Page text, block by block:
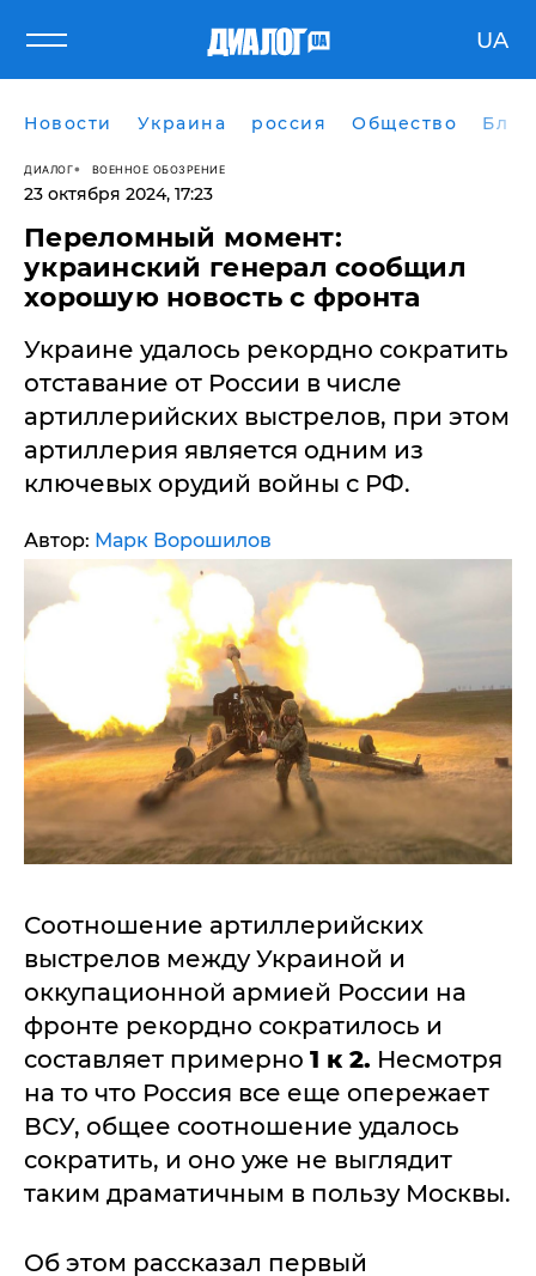
UA
Новости Украина россия Общество
ДИАЛОГ ВОЕННОЕ ОБОЗРЕНИЕ
23 октября 2024, 17:23
Переломный момент:
украинский генерал сообщил
хорошую новость с фронта
Украине удалось рекордно сократить
отставание от России в числе
артиллерийских выстрелов, при этом
артиллерия является одним из
ключевых орудий войны с РФ.
Автор: Марк Ворошилов
Соотношение артиллерийских
выстрелов между Украиной и
оккупационной армией России на
фронте рекордно сократилось и
составляет примерно 1 к 2. Несмотря
на то что Россия все еще опережает
ВСУ, общее соотношение удалось
сократить, и оно уже не выглядит
таким драматичным в пользу Москвы.
Об этом рассказал первый